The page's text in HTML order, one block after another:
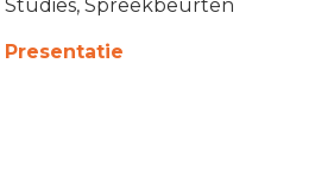
Studies, Spreekbeurten
Presentatie